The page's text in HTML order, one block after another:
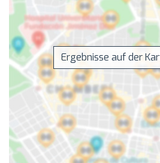
Ergebnisse auf der